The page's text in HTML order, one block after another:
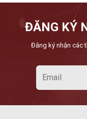
ĐĂNG KÝ
Đăng ký nhận các